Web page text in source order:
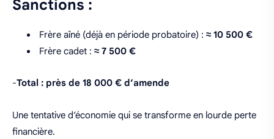
Sanctions :
Frère aîné (déjà en période probatoire) : ≈ 10 500 €
Frère cadet : ≈ 7 500 €
-Total : près de 18 000 € d’amende
Une tentative d’économie qui se transforme en lourde perte
financière.